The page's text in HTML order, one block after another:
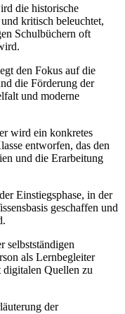
die historische
kritisch beleuchtet,
Schulbüchern oft
den Fokus auf die
die Förderung der
und moderne
wird ein konkretes
entworfen, das den
und die Erarbeitung
Einstiegsphase, in der
geschaffen und
selbstständigen
als Lernbegleiter
Quellen zu
der